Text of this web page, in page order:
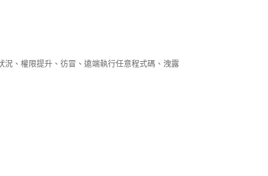
、權限提升、彷冒、遠端執行任意程式碼、洩露